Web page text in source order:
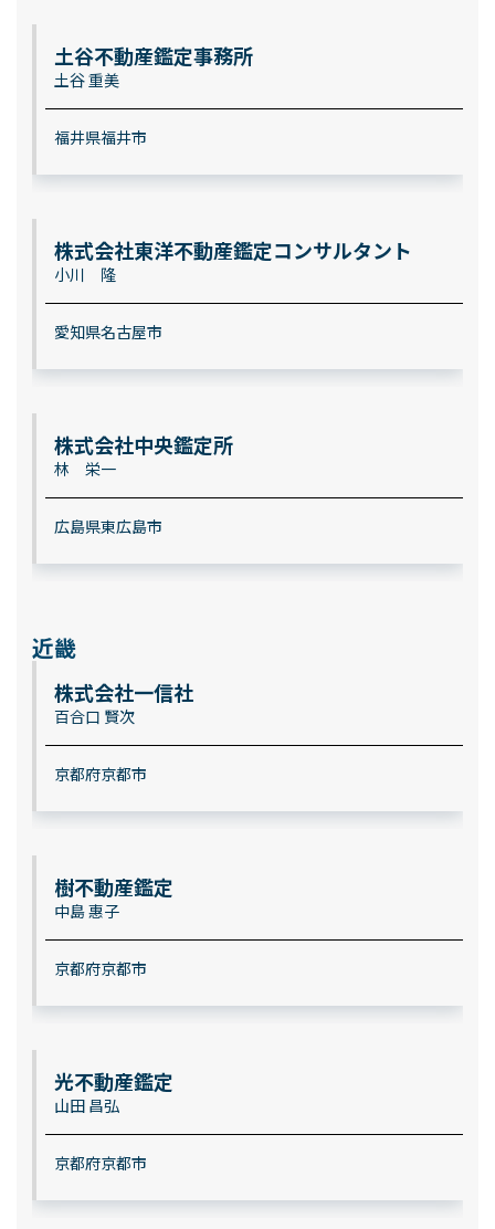
土谷不動産鑑定事務所
土谷 重美
福井県福井市
株式会社東洋不動産鑑定コンサルタント
小川 隆
愛知県名古屋市
株式会社中央鑑定所
林 栄一
広島県東広島市
近畿
株式会社一信社
百合口 賢次
京都府京都市
樹不動産鑑定
中島 惠子
京都府京都市
光不動産鑑定
山田 昌弘
京都府京都市